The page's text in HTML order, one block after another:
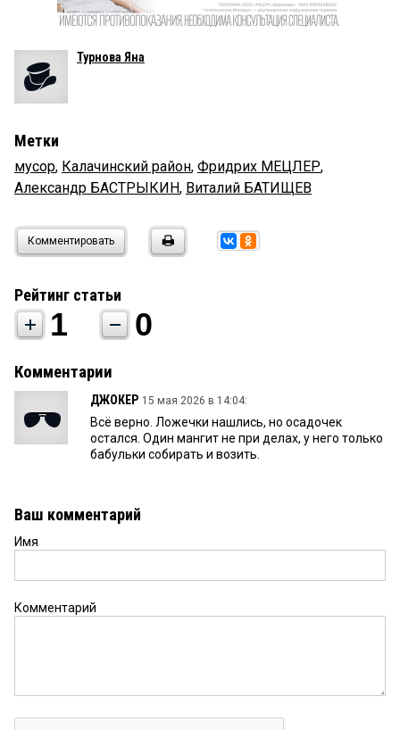
Турнова Яна
Метки
мусор, Калачинский район, Фридрих МЕЦЛЕР,
Александр БАСТРЫКИН, Виталий БАТИЩЕВ
Комментировать
Рейтинг статьи
1 0
Комментарии
ДЖОКЕР 15 мая 2026 в 14:04:
Всё верно. Ложечки нашлись, но осадочек
остался. Один мангит не при делах, у него только
бабульки собирать и возить.
Ваш комментарий
Имя
Комментарий